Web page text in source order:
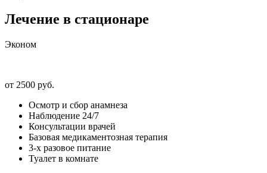
Лечение в стационаре
Эконом
от 2500 руб.
Осмотр и сбор анамнеза
Наблюдение 24/7
Консультации врачей
Базовая медикаментозная терапия
3-х разовое питание
Туалет в комнате